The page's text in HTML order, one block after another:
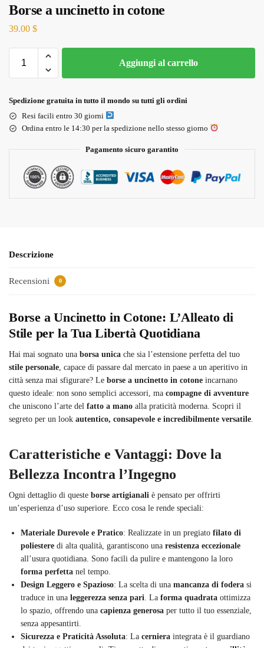
Borse a uncinetto in cotone
39.00 $
Aggiungi al carrello
Spedizione gratuita in tutto il mondo su tutti gli ordini
Resi facili entro 30 giorni
Ordina entro le 14:30 per la spedizione nello stesso giorno
Pagamento sicuro garantito
Descrizione
Recensioni 0
Borse a Uncinetto in Cotone: L’Alleato di
Stile per la Tua Libertà Quotidiana
Hai mai sognato una borsa unica che sia l’estensione perfetta del tuo
stile personale, capace di passare dal mercato in paese a un aperitivo in
città senza mai sfigurare? Le borse a uncinetto in cotone incarnano
questo ideale: non sono semplici accessori, ma compagne di avventure
che uniscono l’arte del fatto a mano alla praticità moderna. Scopri il
segreto per un look autentico, consapevole e incredibilmente versatile.
Caratteristiche e Vantaggi: Dove la
Bellezza Incontra l’Ingegno
Ogni dettaglio di queste borse artigianali è pensato per offrirti
un’esperienza d’uso superiore. Ecco cosa le rende speciali:
Materiale Durevole e Pratico: Realizzate in un pregiato filato di
poliestere di alta qualità, garantiscono una resistenza eccezionale
all’usura quotidiana. Sono facili da pulire e mantengono la loro
forma perfetta nel tempo.
Design Leggero e Spazioso: La scelta di una mancanza di fodera si
traduce in una leggerezza senza pari . La forma quadrata ottimizza
lo spazio, offrendo una capienza generosa per tutto il tuo essenziale,
senza appesantirti.
Sicurezza e Praticità Assoluta: La cerniera integrata è il guardiano